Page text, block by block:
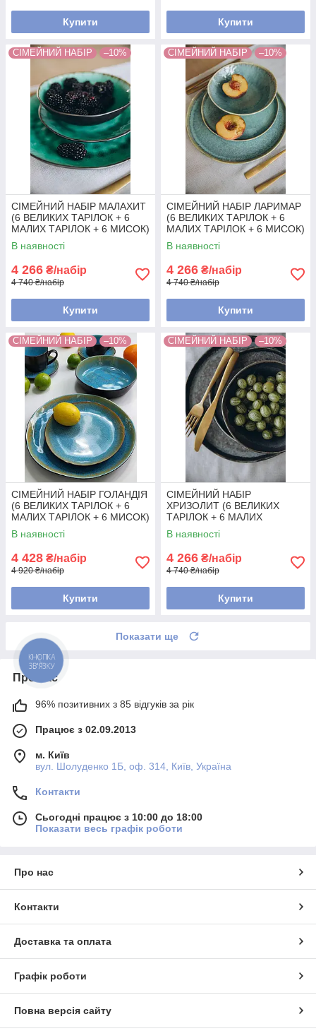
Купити Купити
СІМЕЙНИЙ НАБІР –10%
СІМЕЙНИЙ НАБІР МАЛАХИТ
(6 ВЕЛИКИХ ТАРІЛОК + 6
МАЛИХ ТАРІЛОК + 6 МИСОК)
В наявності
4 266 ₴/набір
4 740 ₴/набір
Купити
СІМЕЙНИЙ НАБІР –10%
СІМЕЙНИЙ НАБІР ЛАРИМАР
(6 ВЕЛИКИХ ТАРІЛОК + 6
МАЛИХ ТАРІЛОК + 6 МИСОК)
В наявності
4 266 ₴/набір
4 740 ₴/набір
Купити
СІМЕЙНИЙ НАБІР –10%
СІМЕЙНИЙ НАБІР ГОЛАНДІЯ
(6 ВЕЛИКИХ ТАРІЛОК + 6
МАЛИХ ТАРІЛОК + 6 МИСОК)
В наявності
4 428 ₴/набір
4 920 ₴/набір
Купити
СІМЕЙНИЙ НАБІР –10%
СІМЕЙНИЙ НАБІР
ХРИЗОЛИТ (6 ВЕЛИКИХ
ТАРІЛОК + 6 МАЛИХ
ТАРІЛОК + 6 МИСОК)
В наявності
4 266 ₴/набір
4 740 ₴/набір
Купити
Показати ще
Про нас
96% позитивних з 85 відгуків за рік
Працює з 02.09.2013
м. Київ
вул. Шолуденко 1Б, оф. 314, Київ, Україна
Контакти
Сьогодні працює з 10:00 до 18:00
Показати весь графік роботи
Про нас
Контакти
Доставка та оплата
Графік роботи
Повна версія сайту